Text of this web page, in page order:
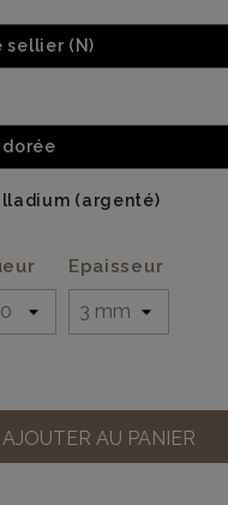
sellier (N)
(argenté)
Epaisseur
AJOUTER AU PANIER